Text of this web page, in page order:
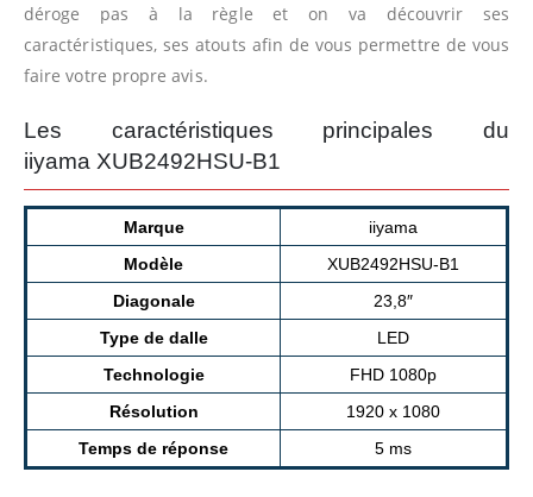
déroge pas à la règle et on va découvrir ses
caractéristiques, ses atouts afin de vous permettre de vous
faire votre propre avis.
Les caractéristiques principales du
iiyama XUB2492HSU-B1
Marque
iiyama
Modèle
XUB2492HSU-B1
Diagonale
23,8″
Type de dalle
LED
Technologie
FHD 1080p
Résolution
1920 x 1080
Temps de réponse
5 ms